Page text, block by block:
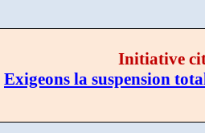
Initiative
Exigeons la suspension